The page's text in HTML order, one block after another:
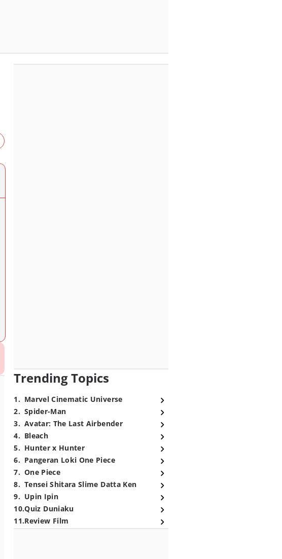
Trending Topics
1. Marvel Cinematic Universe
2. Spider-Man
3. Avatar: The Last Airbender
4. Bleach
5. Hunter x Hunter
6. Pangeran Loki One Piece
7. One Piece
8. Tensei Shitara Slime Datta Ken
9. Upin Ipin
10.Quiz Duniaku
11.Review Film